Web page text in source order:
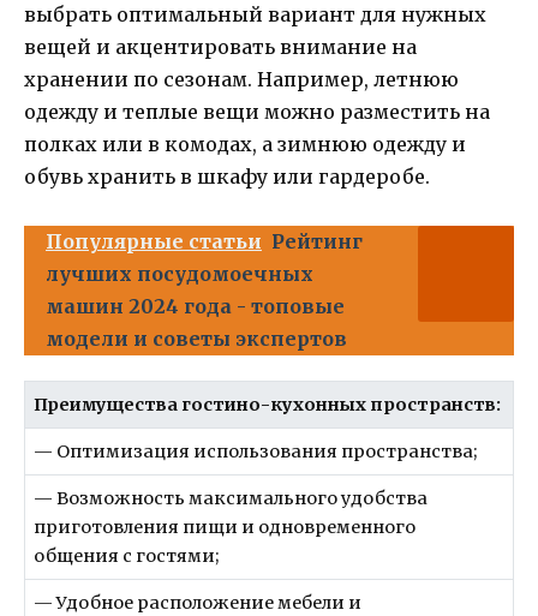
выбрать оптимальный вариант для нужных
вещей и акцентировать внимание на
хранении по сезонам. Например, летнюю
одежду и теплые вещи можно разместить на
полках или в комодах, а зимнюю одежду и
обувь хранить в шкафу или гардеробе.
Популярные статьи Рейтинг
лучших посудомоечных
машин 2024 года - топовые
модели и советы экспертов
Преимущества гостино-кухонных пространств:
— Оптимизация использования пространства;
— Возможность максимального удобства
приготовления пищи и одновременного
общения с гостями;
— Удобное расположение мебели и